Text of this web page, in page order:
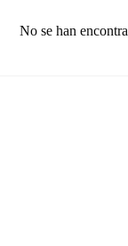
No se han